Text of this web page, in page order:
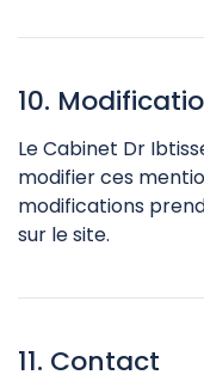
10.
Le Cabinet Dr
modifier ces
modifications
sur le site.
11. Contact